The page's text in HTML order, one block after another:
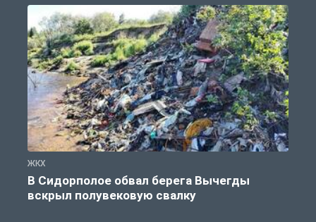
ЖКХ
В Сидорполое обвал берега Вычегды
вскрыл полувековую свалку